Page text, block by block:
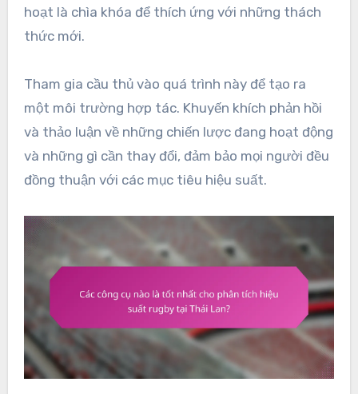
hoạt là chìa khóa để thích ứng với những thách
thức mới.
Tham gia cầu thủ vào quá trình này để tạo ra
một môi trường hợp tác. Khuyến khích phản hồi
và thảo luận về những chiến lược đang hoạt động
và những gì cần thay đổi, đảm bảo mọi người đều
đồng thuận với các mục tiêu hiệu suất.